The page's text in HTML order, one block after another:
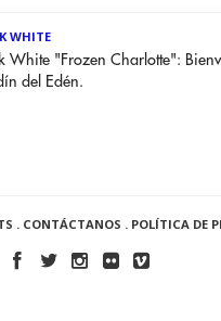
WHITE
White "Frozen Charlotte":
del Edén.
. CONTÁCTANOS . POLÍTICA DE